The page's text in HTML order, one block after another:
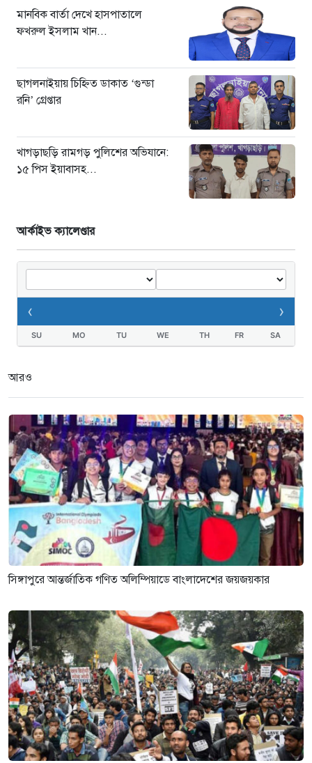
মানবিক বার্তা দেখে হাসপাতালে
ফখরুল ইসলাম খান...
ছাগলনাইয়ায় চিহ্নিত ডাকাত ‘গুন্ডা
রনি’ গ্রেপ্তার
খাগড়াছড়ি রামগড় পুলিশের অভিযানে:
১৫ পিস ইয়াবাসহ...
আর্কাইভ ক্যালেণ্ডার
‹ ›
SU MO TU WE TH FR SA
আরও
সিঙ্গাপুরে আন্তর্জাতিক গণিত অলিম্পিয়াডে বাংলাদেশের জয়জয়কার